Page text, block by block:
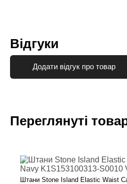
Відгуки
Додати відгук про товар
Переглянуті
Штани Stone Island Elastic Waist